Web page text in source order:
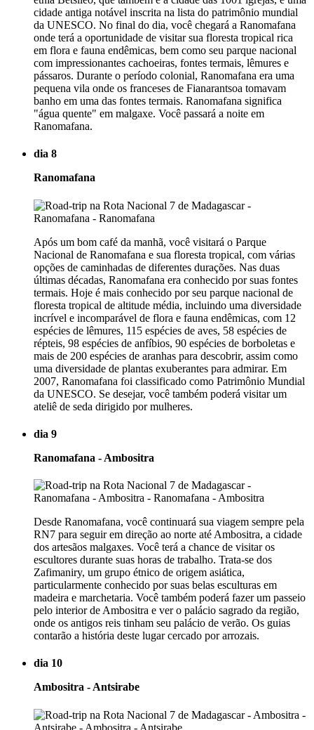
cidade antiga notável inscrita na lista do patrimônio mundial
da UNESCO. No final do dia, você chegará a Ranomafana
onde terá a oportunidade de visitar sua floresta tropical rica
em flora e fauna endêmicas, bem como seu parque nacional
com impressionantes cachoeiras, fontes termais, lêmures e
pássaros. Durante o período colonial, Ranomafana era uma
pequena vila onde os franceses de Fianarantsoa tomavam
banho em uma das fontes termais. Ranomafana significa
"água quente" em malgaxe. Você passará a noite em
Ranomafana.
dia 8
Ranomafana
Após um bom café da manhã, você visitará o Parque
Nacional de Ranomafana e sua floresta tropical, com várias
opções de caminhadas de diferentes durações. Nas duas
últimas décadas, Ranomafana era conhecido por suas fontes
termais. Hoje é mais conhecido por seu parque nacional de
floresta tropical de altitude média, incluindo uma diversidade
incrível e incomparável de flora e fauna endêmicas, com 12
espécies de lêmures, 115 espécies de aves, 58 espécies de
répteis, 98 espécies de anfíbios, 90 espécies de borboletas e
mais de 200 espécies de aranhas para descobrir, assim como
uma diversidade de plantas exuberantes para admirar. Em
2007, Ranomafana foi classificado como Patrimônio Mundial
da UNESCO. Se desejar, você também poderá visitar um
ateliê de seda dirigido por mulheres.
dia 9
Ranomafana - Ambositra
Desde Ranomafana, você continuará sua viagem sempre pela
RN7 para seguir em direção ao norte até Ambositra, a cidade
dos artesãos malgaxes. Você terá a chance de visitar os
escultores durante suas horas de trabalho. Trata-se dos
Zafimaniry, um grupo étnico de origem asiática,
particularmente conhecido por suas belas esculturas em
madeira e marchetaria. Você também poderá fazer um passeio
pelo interior de Ambositra e ver o palácio sagrado da região,
onde os antigos reis tinham seu palácio de verão. Os guias
contarão a história deste lugar cercado por arrozais.
dia 10
Ambositra - Antsirabe